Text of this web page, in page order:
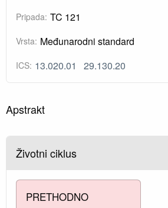
Pripada: TC 121
Vrsta: Međunarodni standard
ICS: 13.020.01 29.130.20
Apstrakt
Životni ciklus
PRETHODNO